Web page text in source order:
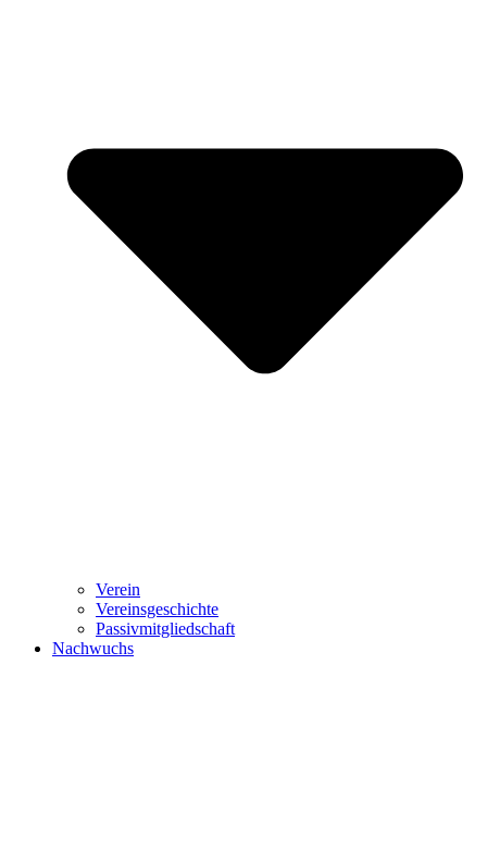
Verein
Vereinsgeschichte
Passivmitgliedschaft
Nachwuchs